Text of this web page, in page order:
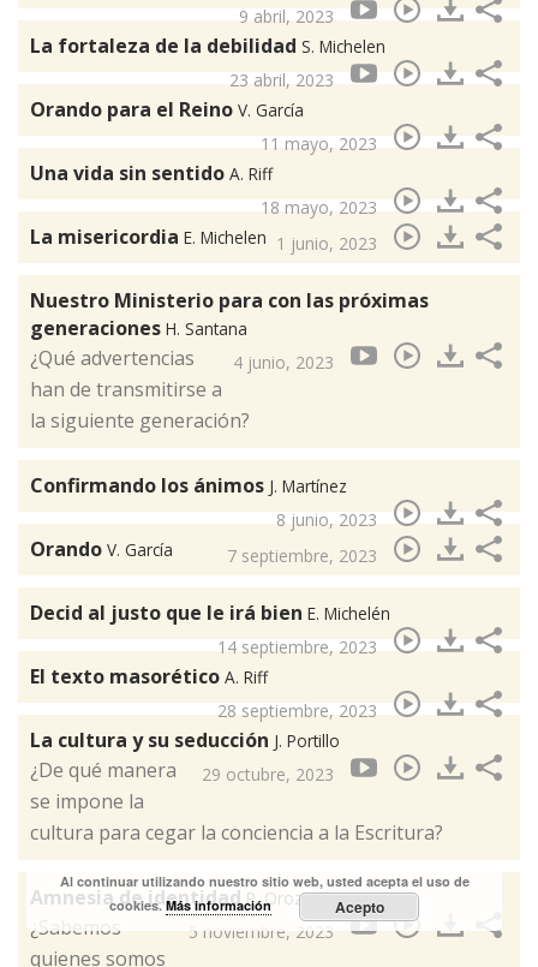
9 abril, 2023
La fortaleza de la debilidad S. Michelen
23 abril, 2023
Orando para el Reino V. García
11 mayo, 2023
Una vida sin sentido A. Riff
18 mayo, 2023
La misericordia E. Michelen 1 junio, 2023
Nuestro Ministerio para con las próximas
generaciones H. Santana
4 junio, 2023
¿Qué advertencias
han de transmitirse a
la siguiente generación?
Confirmando los ánimos J. Martínez
8 junio, 2023
Orando V. García 7 septiembre, 2023
Decid al justo que le irá bien E. Michelén
14 septiembre, 2023
El texto masorético A. Riff
28 septiembre, 2023
La cultura y su seducción J. Portillo
29 octubre, 2023
¿De qué manera
se impone la
cultura para cegar la conciencia a la Escritura?
Amnesia de identidadP. Orozco
5 noviembre, 2023
¿Sabemos
quienes somos
Al continuar utilizando nuestro sitio web, usted acepta el uso de
cookies.Más información Acepto